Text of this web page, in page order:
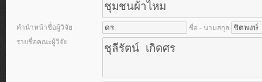
คำนำหน้าชื่อผู้วิจัย
ชื่อ - นามสกุล
รายชื่อคณะผู้วิจัย